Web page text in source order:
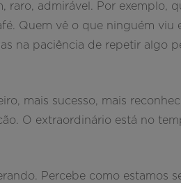
admirável. Por exemplo,
Quem vê o que ninguém
na paciência de repetir algo
mais sucesso, mais
O extraordinário está no
Percebe como estamos